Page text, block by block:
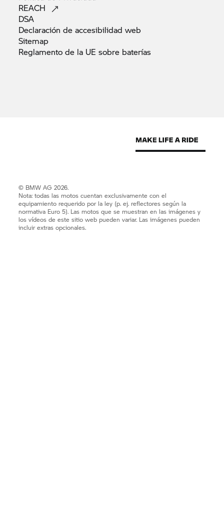
REACH
DSA
Declaración de accesibilidadweb
Sitemap
Reglamento de la UE sobre baterías
© BMW AG 2026.
Nota: todas las motos cuentan exclusivamente con el
equipamiento requerido por la ley (p. ej. reflectores según la
normativa Euro 5). Las motos que se muestran en las imágenes y
los vídeos de este sitio web pueden variar. Las imágenes pueden
incluir extras opcionales.